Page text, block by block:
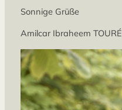
Sonnige Grüße
Amilcar Ibraheem TOURÉ